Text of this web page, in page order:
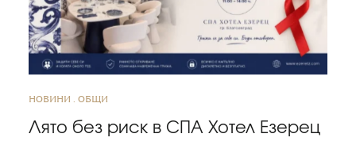
НОВИНИ ОБЩИ
Лято без риск в СПА Хотел Езерец